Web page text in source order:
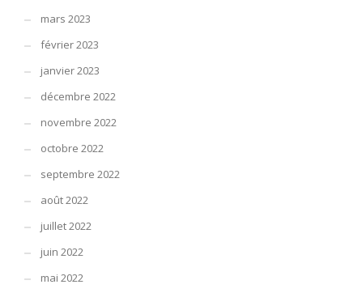
mars 2023
février 2023
janvier 2023
décembre 2022
novembre 2022
octobre 2022
septembre 2022
août 2022
juillet 2022
juin 2022
mai 2022